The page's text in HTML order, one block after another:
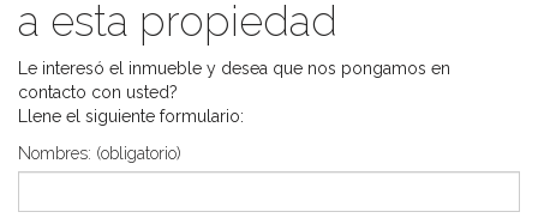
a esta propiedad
Le interesó el inmueble y desea que nos pongamos en
contacto con usted?
Llene el siguiente formulario:
Nombres: (obligatorio)